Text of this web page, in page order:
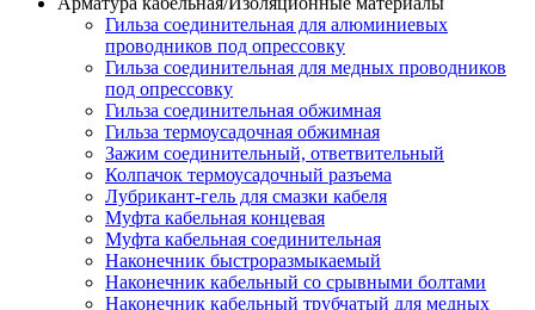
Гильза соединительная для алюминиевых
проводников под опрессовку
Гильза соединительная для медных проводников
под опрессовку
Гильза соединительная обжимная
Гильза термоусадочная обжимная
Зажим соединительный, ответвительный
Колпачок термоусадочный разъема
Лубрикант-гель для смазки кабеля
Муфта кабельная концевая
Муфта кабельная соединительная
Наконечник быстроразмыкаемый
Наконечник кабельный со срывными болтами
Наконечник кабельный трубчатый для медных